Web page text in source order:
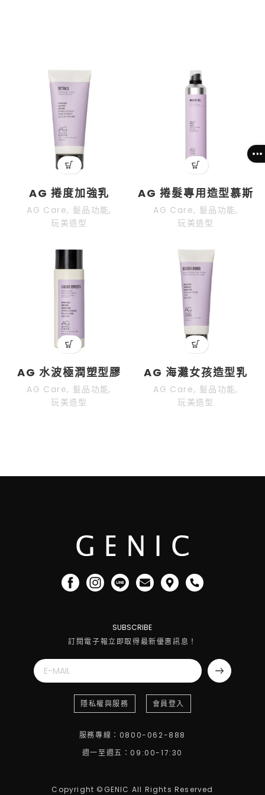
AG 捲度加強乳
AG Care, 髮品功能,
玩美造型
AG 捲髮專用造型慕斯
AG Care, 髮品功能,
玩美造型
AG 水波極潤塑型膠
AG Care, 髮品功能,
玩美造型
AG 海灘女孩造型乳
AG Care, 髮品功能,
玩美造型
服務專線：0800-062-888
週一至週五：09:00-17:30
SUBSCRIBE
訂閱電子報立即取得最新優惠訊息！
隱私權與服務 會員登入
Copyright ©GENIC All Rights Reserved